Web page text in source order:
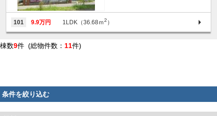
101 9.9万円 1LDK（36.68ｍ2 ）
棟数9件 (総物件数： 11件)
条件を絞り込む